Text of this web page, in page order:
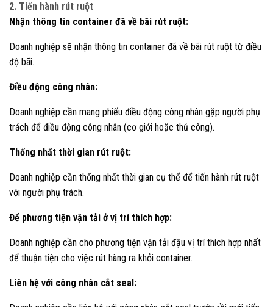
2. Tiến hành rút ruột
Nhận thông tin container đã về bãi rút ruột:
Doanh nghiệp sẽ nhận thông tin container đã về bãi rút ruột từ điều
độ bãi.
Điều động công nhân:
Doanh nghiệp cần mang phiếu điều động công nhân gặp người phụ
trách để điều động công nhân (cơ giới hoặc thủ công).
Thống nhất thời gian rút ruột:
Doanh nghiệp cần thống nhất thời gian cụ thể để tiến hành rút ruột
với người phụ trách.
Để phương tiện vận tải ở vị trí thích hợp:
Doanh nghiệp cần cho phương tiện vận tải đậu vị trí thích hợp nhất
để thuận tiện cho việc rút hàng ra khỏi container.
Liên hệ với công nhân cắt seal: